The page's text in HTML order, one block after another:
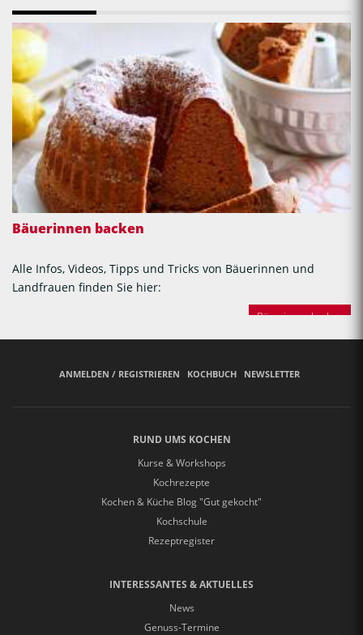
Bäuerinnen backen
Alle Infos, Videos, Tipps und Tricks von Bäuerinnen und
Landfrauen finden Sie hier:
Bäuerinnen backen
ANMELDEN / REGISTRIEREN KOCHBUCH NEWSLETTER
RUND UMS KOCHEN
Kurse & Workshops
Kochrezepte
Kochen & Küche Blog "Gut gekocht"
Kochschule
Rezeptregister
INTERESSANTES & AKTUELLES
News
Genuss-Termine